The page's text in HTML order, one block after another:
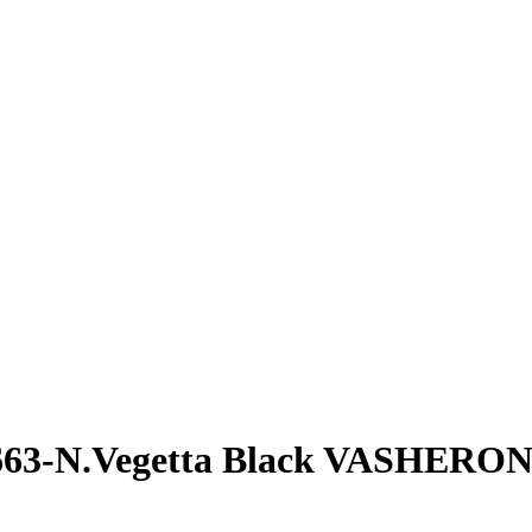
N.Vegetta Black